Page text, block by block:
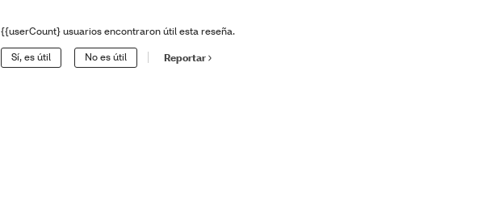
{{userCount} usuarios encontraron útil esta reseña.
Sí, es útil No es útil Reportar